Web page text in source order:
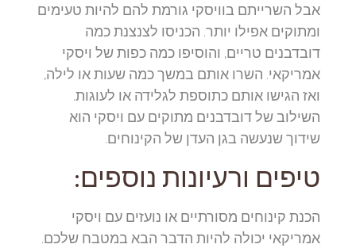
אבל השרייתם בוויסקי גורמת להם להיות טעימים
ומתוקים אפילו יותר. הכניסו לצנצנת כמה
דובדבנים טריים, והוסיפו כמה כפות של ויסקי
אמריקאי. השרו אותם במשך כמה שעות או לילה,
ואז הגישו אותם כתוספת לגלידה או לעוגות.
השילוב של דובדבנים מתוקים עם ויסקי הוא
שידוך שנעשה בגן העדן של הקינוחים.
טיפים ורעיונות נוספים:
הכנת קינוחים מסורתיים או נועזים עם ויסקי
אמריקאי יכולה להיות הדבר הבא במטבח שלכם.